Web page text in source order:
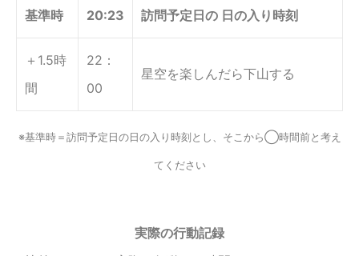
基準時 20:23 訪問予定日の 日の入り時刻
＋1.5時
間
22：
00
星空を楽しんだら下山する
※基準時＝訪問予定日の日の入り時刻とし、そこから◯時間前と考え
てください
実際の行動記録